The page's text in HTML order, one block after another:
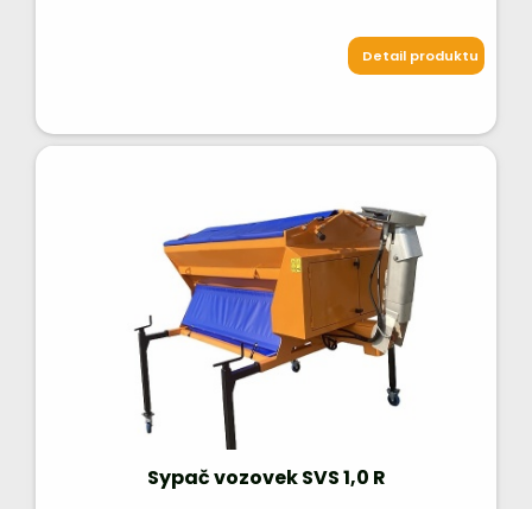
Detail produktu
Sypač vozovek SVS 1,0 R